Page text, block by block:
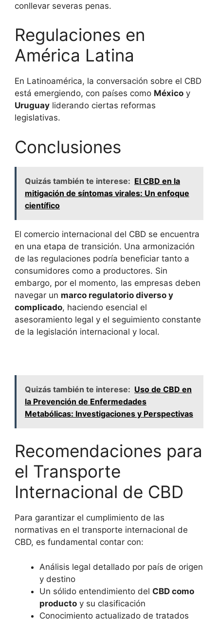
conllevar severas penas.
Regulaciones en
América Latina
En Latinoamérica, la conversación sobre el CBD
está emergiendo, con países como México y
Uruguay liderando ciertas reformas
legislativas.
Conclusiones
Quizás también te interese: El CBD en la
mitigación de síntomas virales: Un enfoque
científico
El comercio internacional del CBD se encuentra
en una etapa de transición. Una armonización
de las regulaciones podría beneficiar tanto a
consumidores como a productores. Sin
embargo, por el momento, las empresas deben
navegar un marco regulatorio diverso y
complicado, haciendo esencial el
asesoramiento legal y el seguimiento constante
de la legislación internacional y local.
Quizás también te interese: Uso de CBD en
la Prevención de Enfermedades
Metabólicas: Investigaciones y Perspectivas
Recomendaciones para
el Transporte
Internacional de CBD
Para garantizar el cumplimiento de las
normativas en el transporte internacional de
CBD, es fundamental contar con:
Análisis legal detallado por país de origen
y destino
Un sólido entendimiento del CBD como
producto y su clasificación
Conocimiento actualizado de tratados